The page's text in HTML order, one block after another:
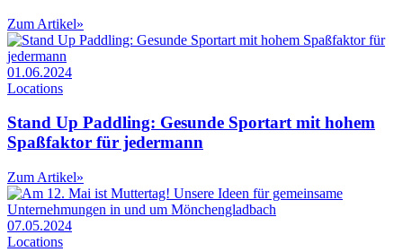
Zum Artikel»
01.06.2024
Locations
Stand Up Paddling: Gesunde Sportart mit hohem
Spaßfaktor für jedermann
Zum Artikel»
07.05.2024
Locations